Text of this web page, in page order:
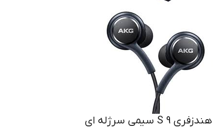
هندزفری S 9 سیمی سرژله ای